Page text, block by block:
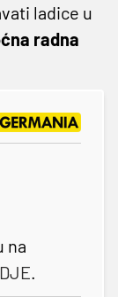
ladice u
radna
na